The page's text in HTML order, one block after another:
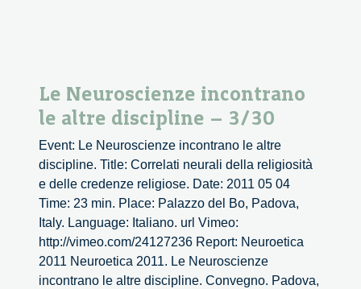
Le Neuroscienze incontrano
le altre discipline – 3/30
Event: Le Neuroscienze incontrano le altre
discipline. Title: Correlati neurali della religiosità
e delle credenze religiose. Date: 2011 05 04
Time: 23 min. Place: Palazzo del Bo, Padova,
Italy. Language: Italiano. url Vimeo:
http://vimeo.com/24127236 Report: Neuroetica
2011 Neuroetica 2011. Le Neuroscienze
incontrano le altre discipline. Convegno. Padova,